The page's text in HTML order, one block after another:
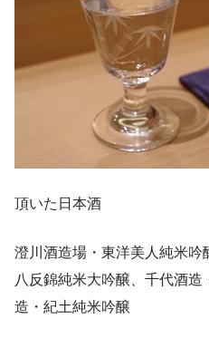
頂いた日本酒
澄川酒造場・東洋美人純米吟
八反錦純米大吟醸、千代酒
造・紀土純米吟醸